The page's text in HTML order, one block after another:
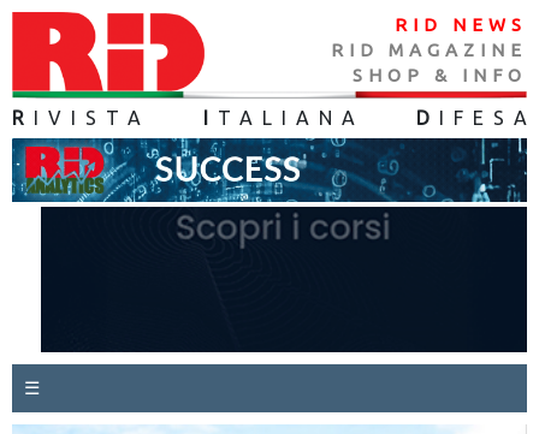
RID NEWS
RID MAGAZINE
SHOP & INFO
R IVISTA TALIANA D IFES A
☰